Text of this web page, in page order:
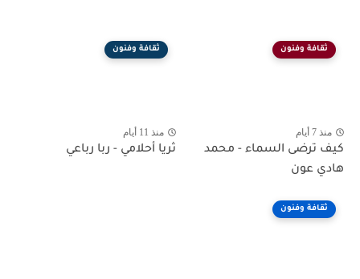
ثقافة وفنون
منذ 7 أيام
كيف ترضى السماء - محمد
هادي عون
ثقافة وفنون
منذ 11 أيام
ثريا أحلامي - ربا رباعي
ثقافة وفنون